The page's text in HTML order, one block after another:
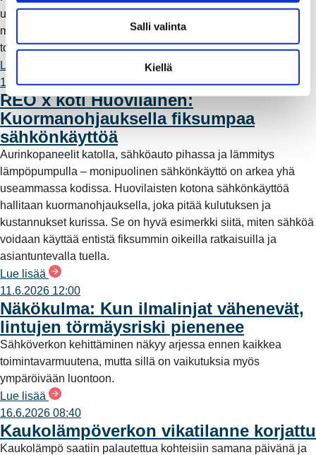
l
i
n
t
a
Salli valinta
Kiellä
uudella maa- ja merikaapeliyhteydellä. Työn myötä alueelle
muodostuu rengasverkkoyhteys, joka parantaa sähkönjakelun
toimintavarmuutta ja vähentää myrskyille alttiita ilmalinjoja.
Lue lisää
10.6.2026 10:00
REO x koti Huovilainen:
Kuormanohjauksella fiksumpaa
sähkönkäyttöä
Aurinkopaneelit katolla, sähköauto pihassa ja lämmitys
lämpöpumpulla – monipuolinen sähkönkäyttö on arkea yhä
useammassa kodissa. Huovilaisten kotona sähkönkäyttöä
hallitaan kuormanohjauksella, joka pitää kulutuksen ja
kustannukset kurissa. Se on hyvä esimerkki siitä, miten sähköä
voidaan käyttää entistä fiksummin oikeilla ratkaisuilla ja
asiantuntevalla tuella.
Lue lisää
11.6.2026 12:00
Näkökulma: Kun ilmalinjat vähenevät,
lintujen törmäysriski pienenee
Sähköverkon kehittäminen näkyy arjessa ennen kaikkea
toimintavarmuutena, mutta sillä on vaikutuksia myös
ympäröivään luontoon.
Lue lisää
16.6.2026 08:40
Kaukolämpöverkon vikatilanne korjattu
Kaukolämpö saatiin palautettua kohteisiin samana päivänä ja